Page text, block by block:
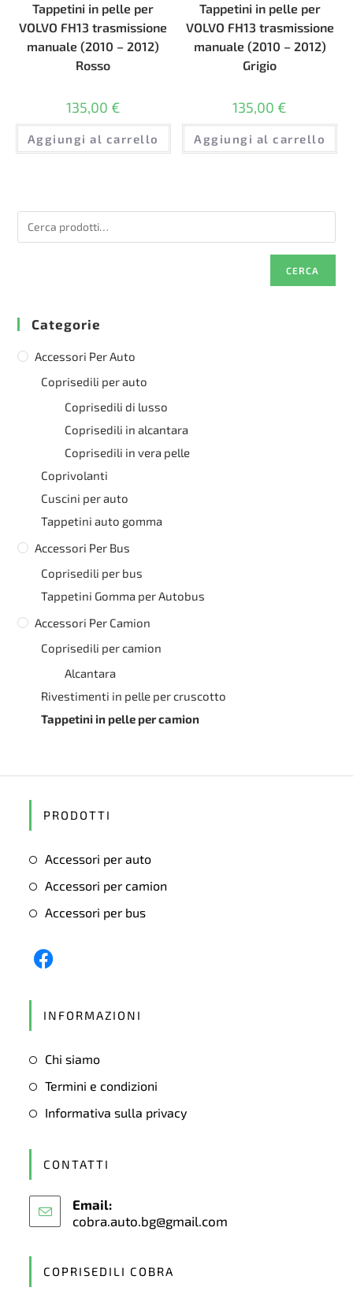
Tappetini in pelle per
VOLVO FH13 trasmissione
manuale (2010 – 2012)
Rosso
135,00 €
Aggiungi al carrello
Tappetini in pelle per
VOLVO FH13 trasmissione
manuale (2010 – 2012)
Grigio
135,00 €
Aggiungi al carrello
CERCA
Categorie
Accessori Per Auto
Coprisedili per auto
Coprisedili di lusso
Coprisedili in alcantara
Coprisedili in vera pelle
Coprivolanti
Cuscini per auto
Tappetini auto gomma
Accessori Per Bus
Coprisedili per bus
Tappetini Gomma per Autobus
Accessori Per Camion
Coprisedili per camion
Alcantara
Rivestimenti in pelle per cruscotto
Tappetini in pelle per camion
PRODOTTI
Accessori per auto
Accessori per camion
Accessori per bus
tab
INFORMAZIONI
Chi siamo
Termini e condizioni
Informativa sulla privacy
CONTATTI
Email:
cobra.auto.bg@gmail.com
COPRISEDILI COBRA